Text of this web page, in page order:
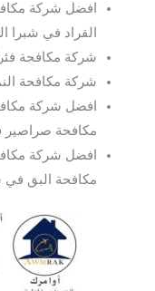
افضل شركة
القراد في شبرا
شركة مكافحة
شركة مكافحة
افضل شركة
مكافحة صراصير
افضل شركة
مكافحة البق في